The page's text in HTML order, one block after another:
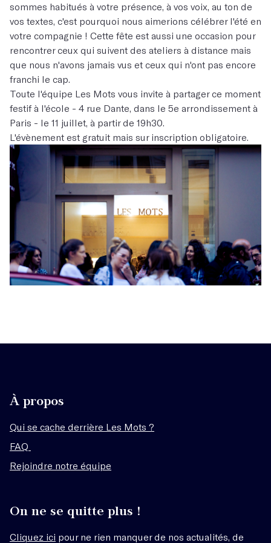
sommes habitués à votre présence, à vos voix, au ton de
vos textes, c'est pourquoi nous aimerions célébrer l'été en
votre compagnie ! Cette fête est aussi une occasion pour
rencontrer ceux qui suivent des ateliers à distance mais
que nous n'avons jamais vus et ceux qui n'ont pas encore
franchi le cap.
Toute l'équipe Les Mots vous invite à partager ce moment
festif à l'école - 4 rue Dante, dans le 5e arrondissement à
Paris - le 11 juillet, à partir de 19h30.
L'évènement est gratuit mais sur inscription obligatoire.
À propos
Qui se cache derrière Les Mots ?
FAQ
Rejoindre notre équipe
On ne se quitte plus !
Cliquez ici pour ne rien manquer de nos actualités, de